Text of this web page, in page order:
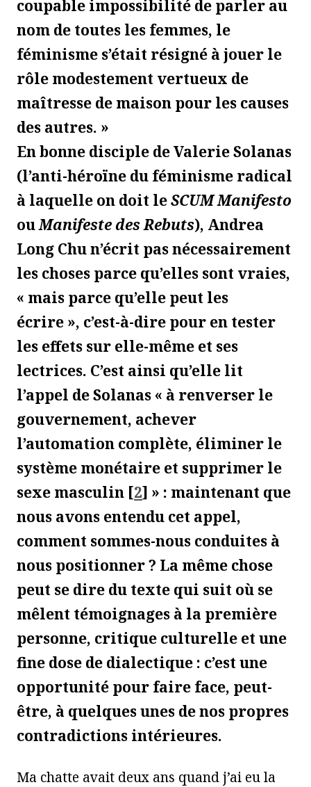
coupable impossibilité de parler au
nom de toutes les femmes, le
féminisme s’était résigné à jouer le
rôle modestement vertueux de
maîtresse de maison pour les causes
des autres. »
En bonne disciple de Valerie Solanas
(l’anti-héroïne du féminisme radical
à laquelle on doit leSCUM Manifesto
ouManifeste des Rebuts), Andrea
Long Chu n’écrit pas nécessairement
les choses parce qu’elles sont vraies,
« mais parce qu’elle peut les
écrire », c’est-à-dire pour en tester
les effets sur elle-même et ses
lectrices. C’est ainsi qu’elle lit
l’appel de Solanas « à renverser le
gouvernement, achever
l’automation complète, éliminer le
système monétaire et supprimer le
sexe masculin [2] » : maintenant que
nous avons entendu cet appel,
comment sommes-nous conduites à
nous positionner ? La même chose
peut se dire du texte qui suit où se
mêlent témoignages à la première
personne, critique culturelle et une
fine dose de dialectique : c’est une
opportunité pour faire face, peut-
être, à quelques unes de nos propres
contradictions intérieures.
Ma chatte avait deux ans quand j’ai eu la